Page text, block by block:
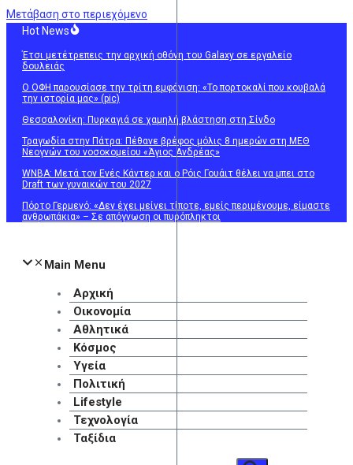
Μετάβαση στο περιεχόμενο
Hot News
Έτσι μετέτρεπεις την αρχική οθόνη του Galaxy σε εργαλείο
δουλειάς
Ο ΟΦΗ παρουσίασε την τρίτη εμφάνιση: «Το πορτοκαλί που κουβαλά
την ιστορία μας» (pic)
Θεσσαλονίκη: Πυρκαγιά σε χαμηλή βλάστηση στη Σίνδο
Τραγωδία στην Πάτρα: Πέθανε βρέφος μόλις 8 ημερών στη ΜΕΘ
Νεογνών του νοσοκομείου «Άγιος Ανδρέας»
WNBA: Μετά τον Ενές Κάντερ και ο Ρόις Γουάιτ θέλει να μπει στο
Draft των γυναικών του 2027
Πόρτο Γερμενό: «Δεν έχει μείνει τίποτε, εμείς περιμένουμε, είμαστε
ανθρωπάκια» – Σε απόγνωση οι πυρόπληκτοι
Main Menu
Αρχική
Οικονομία
Αθλητικά
Κόσμος
Υγεία
Πολιτική
Lifestyle
Τεχνολογία
Ταξίδια